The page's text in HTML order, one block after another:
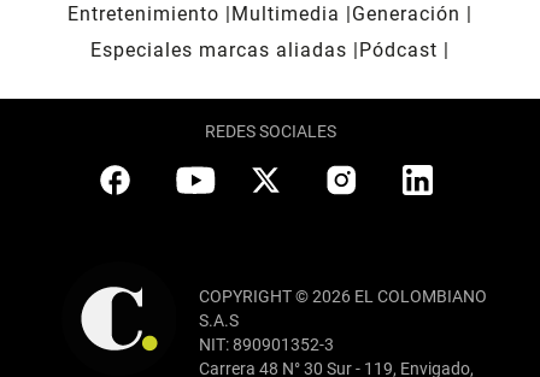
Entretenimiento
Multimedia
Generación
Especiales marcas aliadas
Pódcast
REDES SOCIALES
COPYRIGHT © 2026 EL COLOMBIANO
S.A.S
NIT: 890901352-3
Carrera 48 N° 30 Sur - 119, Envigado,